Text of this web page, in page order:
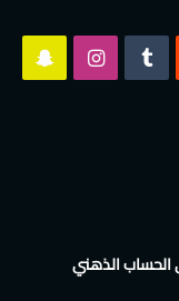
انستقرام
الحساب الذهني